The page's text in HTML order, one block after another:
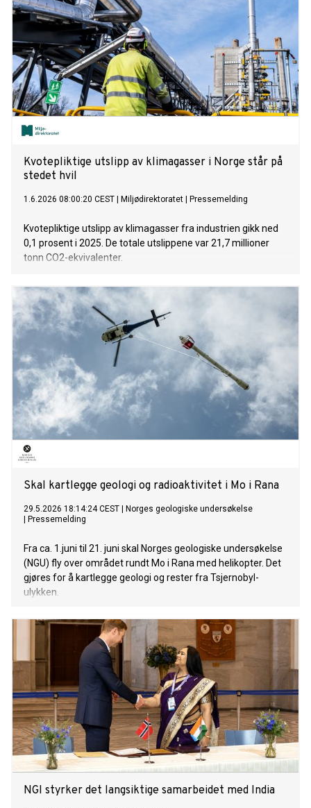
Kvotepliktige utslipp av klimagasser i Norge står på
stedet hvil
1.6.2026 08:00:20 CEST Miljødirektoratet Pressemelding
Kvotepliktige utslipp av klimagasser fra industrien gikk ned
0,1 prosent i 2025. De totale utslippene var 21,7 millioner
tonn CO2-ekvivalenter.
Skal kartlegge geologi og radioaktivitet i Mo i Rana
29.5.2026 18:14:24 CEST
Norges geologiske undersøkelse
Pressemelding
Fra ca. 1.juni til 21. juni skal Norges geologiske undersøkelse
(NGU) fly over området rundt Mo i Rana med helikopter. Det
gjøres for å kartlegge geologi og rester fra Tsjernobyl-
ulykken.
NGI styrker det langsiktige samarbeidet med India